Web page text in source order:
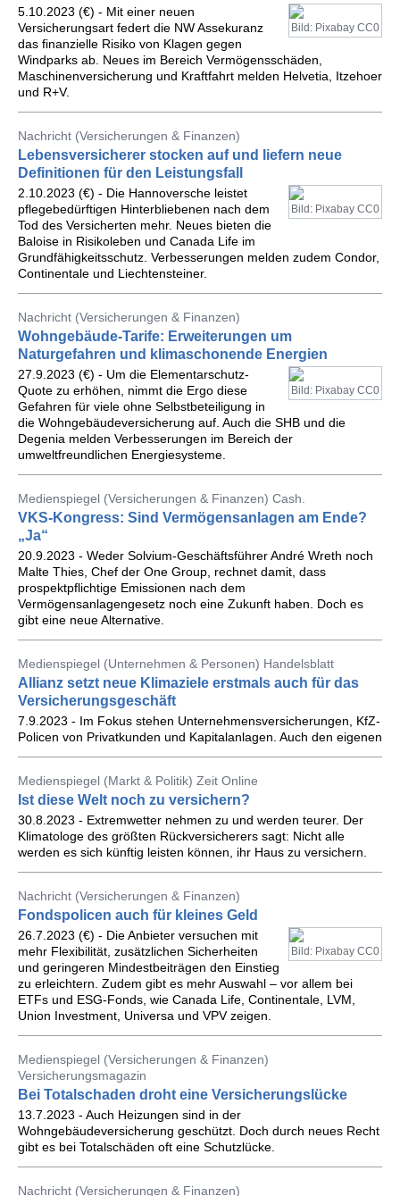
Bild: Pixabay CC0
5.10.2023 (€) - Mit einer neuen
Versicherungsart federt die NW Assekuranz
das finanzielle Risiko von Klagen gegen
Windparks ab. Neues im Bereich Vermögensschäden,
Maschinenversicherung und Kraftfahrt melden Helvetia, Itzehoer
und R+V.
Nachricht (Versicherungen & Finanzen)
Lebensversicherer stocken auf und liefern neue
Definitionen für den Leistungsfall
Bild: Pixabay CC0
2.10.2023 (€) - Die Hannoversche leistet
pflegebedürftigen Hinterbliebenen nach dem
Tod des Versicherten mehr. Neues bieten die
Baloise in Risikoleben und Canada Life im
Grundfähigkeitsschutz. Verbesserungen melden zudem Condor,
Continentale und Liechtensteiner.
Nachricht (Versicherungen & Finanzen)
Wohngebäude-Tarife: Erweiterungen um
Naturgefahren und klimaschonende Energien
Bild: Pixabay CC0
27.9.2023 (€) - Um die Elementarschutz-
Quote zu erhöhen, nimmt die Ergo diese
Gefahren für viele ohne Selbstbeteiligung in
die Wohngebäudeversicherung auf. Auch die SHB und die
Degenia melden Verbesserungen im Bereich der
umweltfreundlichen Energiesysteme.
Medienspiegel (Versicherungen & Finanzen) Cash.
VKS-Kongress: Sind Vermögensanlagen am Ende?
„Ja“
20.9.2023 - Weder Solvium-Geschäftsführer André Wreth noch
Malte Thies, Chef der One Group, rechnet damit, dass
prospektpflichtige Emissionen nach dem
Vermögensanlagengesetz noch eine Zukunft haben. Doch es
gibt eine neue Alternative.
Medienspiegel (Unternehmen & Personen) Handelsblatt
Allianz setzt neue Klimaziele erstmals auch für das
Versicherungsgeschäft
7.9.2023 - Im Fokus stehen Unternehmensversicherungen, KfZ-
Policen von Privatkunden und Kapitalanlagen. Auch den eigenen
Medienspiegel (Markt & Politik) Zeit Online
Ist diese Welt noch zu versichern?
30.8.2023 - Extremwetter nehmen zu und werden teurer. Der
Klimatologe des größten Rückversicherers sagt: Nicht alle
werden es sich künftig leisten können, ihr Haus zu versichern.
Nachricht (Versicherungen & Finanzen)
Fondspolicen auch für kleines Geld
Bild: Pixabay CC0
26.7.2023 (€) - Die Anbieter versuchen mit
mehr Flexibilität, zusätzlichen Sicherheiten
und geringeren Mindestbeiträgen den Einstieg
zu erleichtern. Zudem gibt es mehr Auswahl – vor allem bei
ETFs und ESG-Fonds, wie Canada Life, Continentale, LVM,
Union Investment, Universa und VPV zeigen.
Medienspiegel (Versicherungen & Finanzen)
Versicherungsmagazin
Bei Totalschaden droht eine Versicherungslücke
13.7.2023 - Auch Heizungen sind in der
Wohngebäudeversicherung geschützt. Doch durch neues Recht
gibt es bei Totalschäden oft eine Schutzlücke.
Nachricht (Versicherungen & Finanzen)